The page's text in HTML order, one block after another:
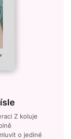
Z koluje
o jediné